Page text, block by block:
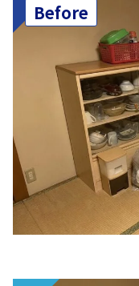
Before